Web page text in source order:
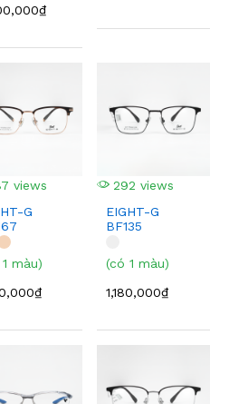
views
G
màu)
292 views
EIGHT-G
BF135
(có 1 màu)
1,180,000₫